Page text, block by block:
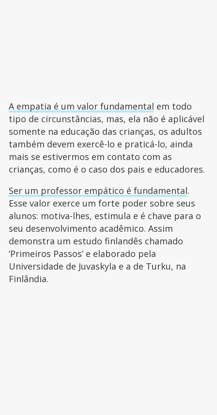
A empatia é um valor fundamental em todo
tipo de circunstâncias, mas, ela não é aplicável
somente na educação das crianças, os adultos
também devem exercê-lo e praticá-lo, ainda
mais se estivermos em contato com as
crianças, como é o caso dos pais e educadores.
Ser um professor empático é fundamental.
Esse valor exerce um forte poder sobre seus
alunos: motiva-lhes, estimula e é chave para o
seu desenvolvimento acadêmico. Assim
demonstra um estudo finlandês chamado
‘Primeiros Passos’ e elaborado pela
Universidade de Juvaskyla e a de Turku, na
Finlândia.